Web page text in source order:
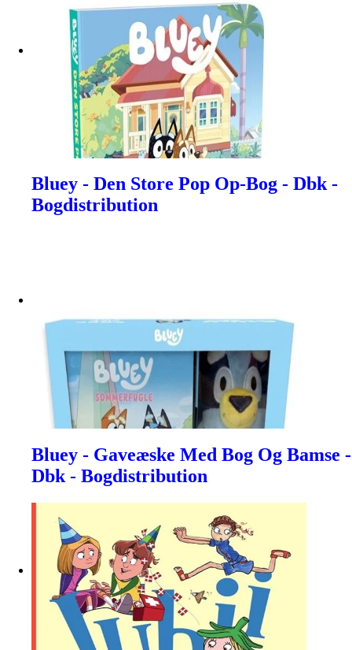
Bluey - Den Store Pop Op-Bog - Dbk -
Bogdistribution
Bluey - Gaveæske Med Bog Og Bamse -
Dbk - Bogdistribution